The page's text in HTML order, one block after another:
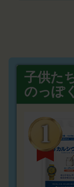
子供た
のっぽ